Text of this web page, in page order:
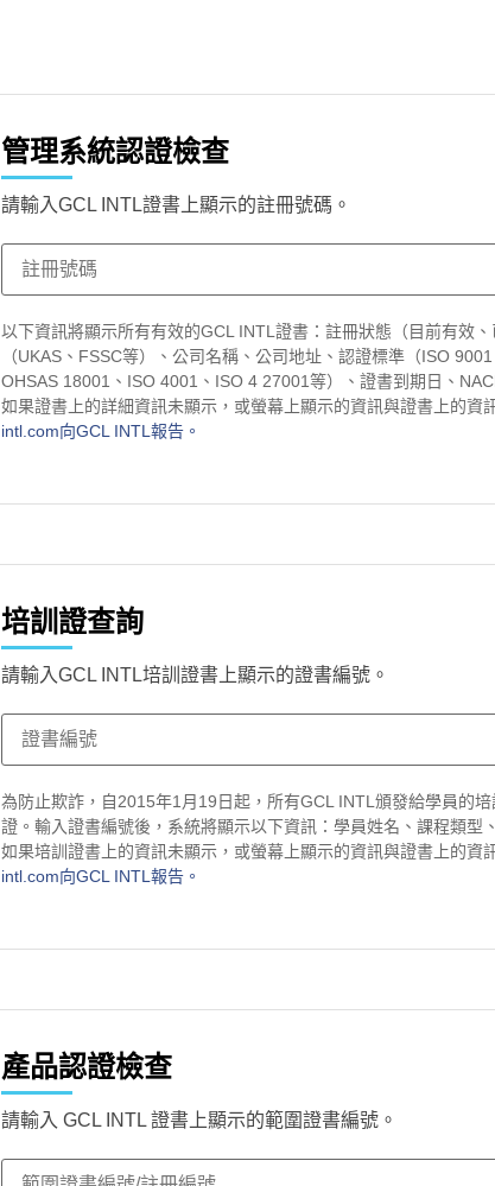
管理系統認證檢查
請輸入GCL INTL證書上顯示的註冊號碼。
以下資訊將顯示所有有效的GCL INTL證書：註冊狀態（目前有效
（UKAS、FSSC等）、公司名稱、公司地址、認證標準（ISO
OHSAS 18001、ISO 4001、ISO 4 27001等）、證書到期日、
如果證書上的詳細資訊未顯示，或螢幕上顯示的資訊與證書上的資
intl.com向GCL INTL報告。
培訓證查詢
請輸入GCL INTL培訓證書上顯示的證書編號。
為防止欺詐，自2015年1月19日起，所有GCL INTL頒發給學員的
證。輸入證書編號後，系統將顯示以下資訊：學員姓名、課程類型
如果培訓證書上的資訊未顯示，或螢幕上顯示的資訊與證書上的資
intl.com向GCL INTL報告。
產品認證檢查
請輸入 GCL INTL 證書上顯示的範圍證書編號。